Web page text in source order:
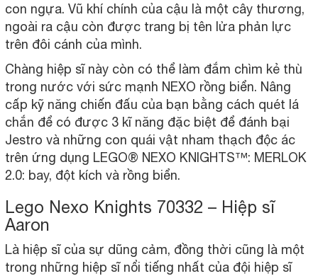
con ngựa. Vũ khí chính của cậu là một cây thương,
ngoài ra cậu còn được trang bị tên lửa phản lực
trên đôi cánh của mình.
Chàng hiệp sĩ này còn có thể làm đắm chìm kẻ thù
trong nước với sức mạnh NEXO rồng biển. Nâng
cấp kỹ năng chiến đấu của bạn bằng cách quét lá
chắn để có được 3 kĩ năng đặc biệt để đánh bại
Jestro và những con quái vật nham thạch độc ác
trên ứng dụng LEGO® NEXO KNIGHTS™: MERLOK
2.0: bay, đột kích và rồng biển.
Lego Nexo Knights 70332 – Hiệp sĩ
Aaron
Là hiệp sĩ của sự dũng cảm, đồng thời cũng là một
trong những hiệp sĩ nổi tiếng nhất của đội hiệp sĩ